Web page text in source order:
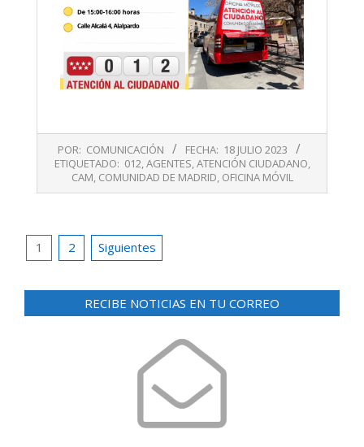
07-
POR: COMUNICACIÓN FECHA: 18 JULIO 2023
ETIQUETADO: 012,AGENTES,ATENCIÓN CIUDADANO,
CAM, COMUNIDAD DE MADRID, OFICINA MÓVIL
Paginación
entradas
1 2 Siguientes
RECIBE NOTICIAS EN TU CORREO